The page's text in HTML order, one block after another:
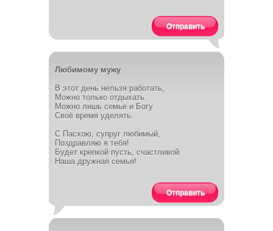
Отправить
Любимому мужу
В этот день нельзя работать,
Можно только отдыхать.
Можно лишь семье и Богу
Своё время уделять.
С Пасхою, супруг любимый,
Поздравляю я тебя!
Будет крепкой пусть, счастливой
Наша дружная семья!
Отправить